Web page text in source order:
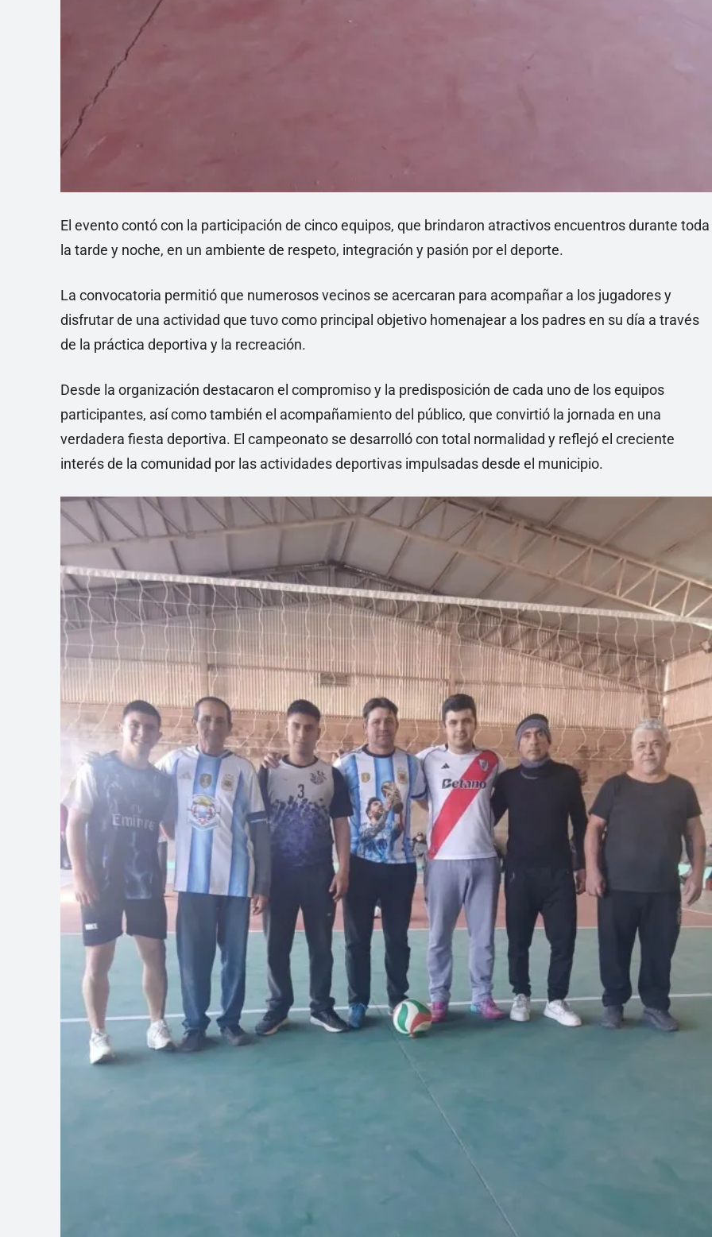
El evento contó con la participación de cinco equipos, que brindaron atractivos encuentros durante toda
la tarde y noche, en un ambiente de respeto, integración y pasión por el deporte.
La convocatoria permitió que numerosos vecinos se acercaran para acompañar a los jugadores y
disfrutar de una actividad que tuvo como principal objetivo homenajear a los padres en su día a través
de la práctica deportiva y la recreación.
Desde la organización destacaron el compromiso y la predisposición de cada uno de los equipos
participantes, así como también el acompañamiento del público, que convirtió la jornada en una
verdadera fiesta deportiva. El campeonato se desarrolló con total normalidad y reflejó el creciente
interés de la comunidad por las actividades deportivas impulsadas desde el municipio.